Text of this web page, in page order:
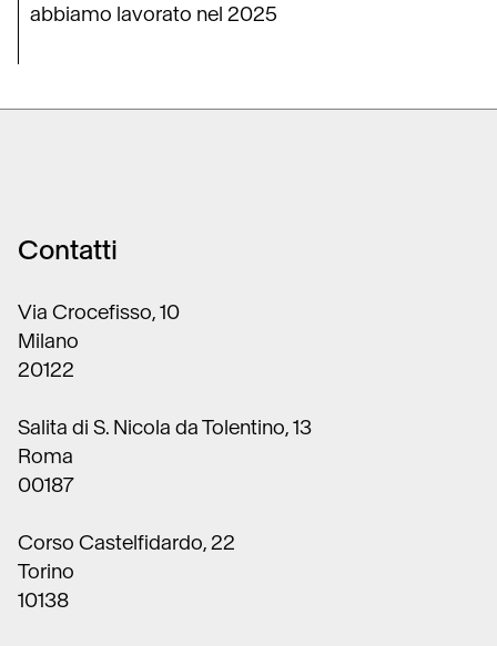
abbiamo lavorato nel 2025
Contatti
Via Crocefisso, 10
Milano
20122
Salita di S. Nicola da Tolentino, 13
Roma
00187
Corso Castelfidardo, 22
Torino
10138